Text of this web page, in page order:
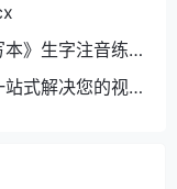
》生字注音练
式解决您的视